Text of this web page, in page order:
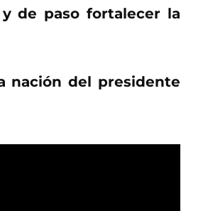
de paso fortalecer la
nación del presidente